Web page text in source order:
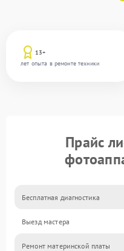
13+
лет опыта в ремонте техники
Прайс
Бесплатная диагностика
Выезд мастера
Ремонт материнской платы